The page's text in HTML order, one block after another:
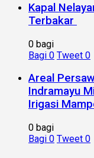
Kapal
Terbakar
0 bagi
Bagi 0 Tweet 0
Areal
Indramayu
Irigasi
0 bagi
Bagi 0 Tweet 0